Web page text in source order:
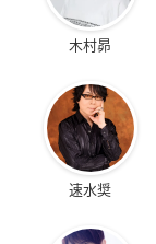
木村昴
速水奨